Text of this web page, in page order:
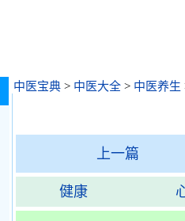
中医宝典 > 中医大全 > 中医养生
上一篇
健康